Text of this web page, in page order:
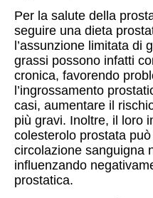
Per la salute della
seguire una dieta
l’assunzione limitata di
grassi possono infatti
cronica, favorendo
l’ingrossamento
casi, aumentare il
più gravi. Inoltre, il loro
colesterolo prostata
circolazione sanguigna
influenzando
prostatica.